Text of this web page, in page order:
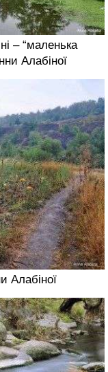
– “маленька
Алабіної
Алабіної